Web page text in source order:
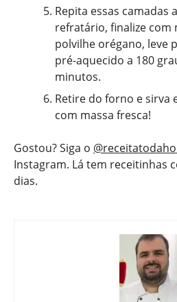
Repita essas camadas
refratário, finalize com
polvilhe orégano, leve
pré-aquecido a 180
minutos.
Retire do forno e sirva
com massa fresca!
Gostou? Siga o
Instagram. Lá tem receitinhas
dias.